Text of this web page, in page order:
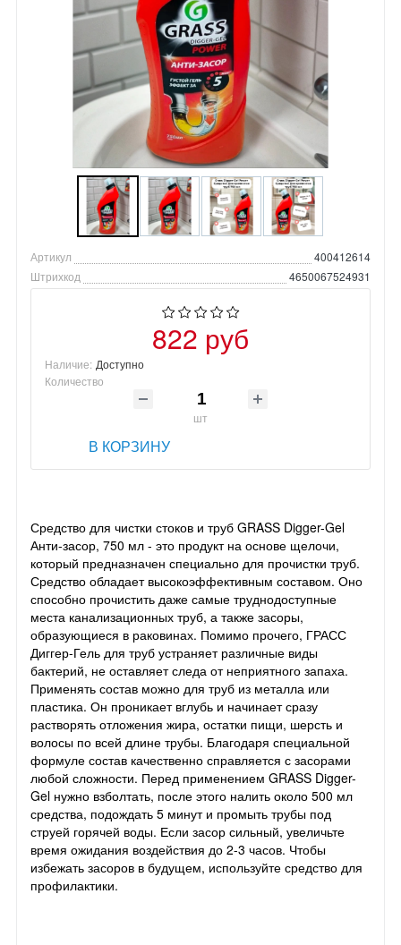
Артикул
400412614
Штрихкод
4650067524931
822 руб
Наличие: Доступно
Количество
шт
В КОРЗИНУ
Средство для чистки стоков и труб GRASS Digger-Gel
Анти-засор, 750 мл - это продукт на основе щелочи,
который предназначен специально для прочистки труб.
Средство обладает высокоэффективным составом. Оно
способно прочистить даже самые труднодоступные
места канализационных труб, а также засоры,
образующиеся в раковинах. Помимо прочего, ГРАСС
Диггер-Гель для труб устраняет различные виды
бактерий, не оставляет следа от неприятного запаха.
Применять состав можно для труб из металла или
пластика. Он проникает вглубь и начинает сразу
растворять отложения жира, остатки пищи, шерсть и
волосы по всей длине трубы. Благодаря специальной
формуле состав качественно справляется с засорами
любой сложности. Перед применением GRASS Digger-
Gel нужно взболтать, после этого налить около 500 мл
средства, подождать 5 минут и промыть трубы под
струей горячей воды. Если засор сильный, увеличьте
время ожидания воздействия до 2-3 часов. Чтобы
избежать засоров в будущем, используйте средство для
профилактики.